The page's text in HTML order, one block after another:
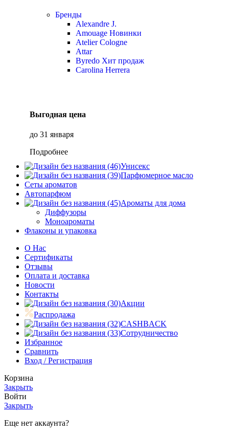
Бренды
Alexandre J.
Amouage Новинки
Atelier Cologne
Attar
Byredo Хит продаж
Carolina Herrera
Выгодная цена
до 31 января
Подробнее
Унисекс
Парфюмерное масло
Сеты ароматов
Автопарфюм
Ароматы для дома
Диффузоры
Моноароматы
Флаконы и упаковка
О Нас
Сертификаты
Отзывы
Оплата и доставка
Новости
Контакты
Акции
Распродажа
CASHBACK
Сотрудничество
Избранное
Сравнить
Вход / Регистрация
Корзина
Закрыть
Войти
Закрыть
Еще нет аккаунта?